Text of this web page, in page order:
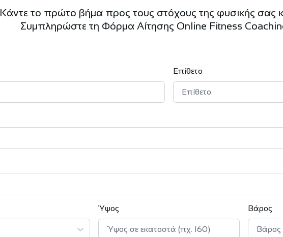
Κάντε το πρώτο βήμα προς τους στόχους της φυσικής σας
Συμπληρώστε τη Φόρμα Αίτησης Online Fitness
Επίθετο
Ύψος Βάρος